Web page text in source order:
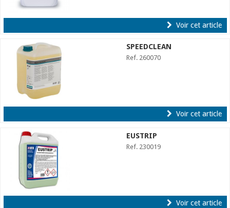
Voir cet article
SPEEDCLEAN
Ref. 260070
Voir cet article
EUSTRIP
Ref. 230019
Voir cet article